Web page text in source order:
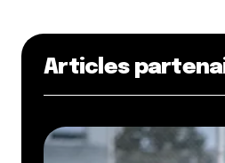
Articles